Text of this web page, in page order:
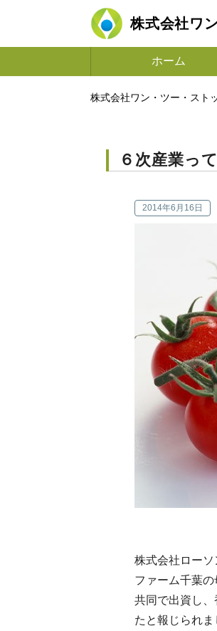
株式会社ワ
ホーム
株式会社ワン・ツー・スト
６次産業っ
2014年6月16日
株式会社ロー
ファーム千葉
共同で出資し
たと報じられま